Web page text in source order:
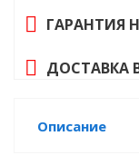
ГАРАНТИЯ
ДОСТАВКА
Описание